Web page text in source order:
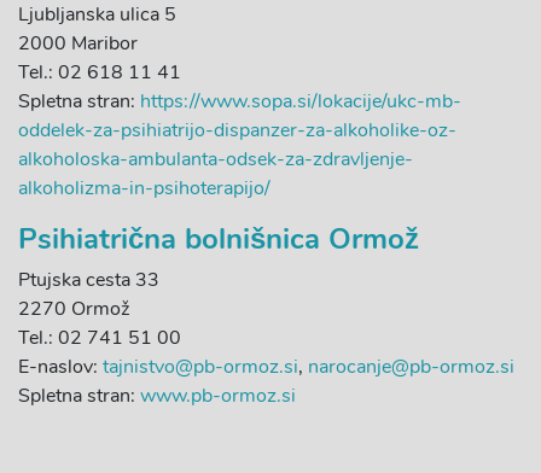
Ljubljanska ulica 5
2000 Maribor
Tel.: 02 618 11 41
Spletna stran: https://www.sopa.si/lokacije/ukc-mb-
oddelek-za-psihiatrijo-dispanzer-za-alkoholike-oz-
alkoholoska-ambulanta-odsek-za-zdravljenje-
alkoholizma-in-psihoterapijo/
Psihiatrična bolnišnica Ormož
Ptujska cesta 33
2270 Ormož
Tel.: 02 741 51 00
E-naslov: tajnistvo@pb-ormoz.si, narocanje@pb-ormoz.si
Spletna stran: www.pb-ormoz.si